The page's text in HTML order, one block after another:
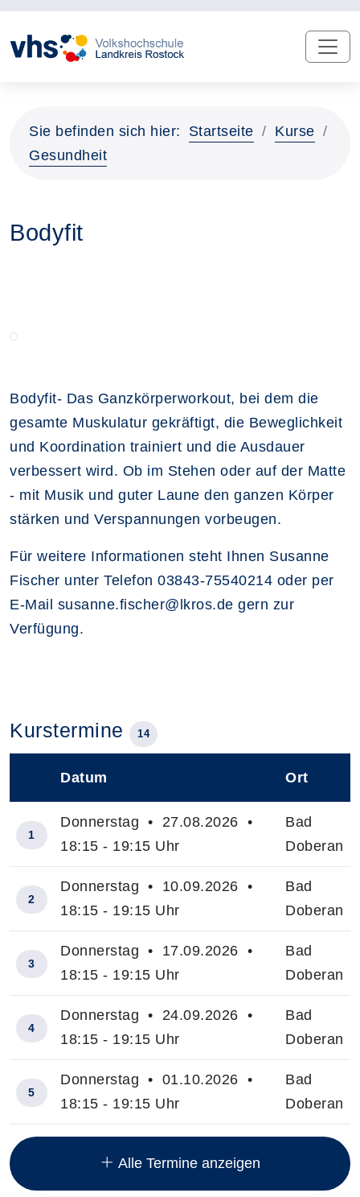
Sie befinden sich hier: Startseite
Kurse
Gesundheit
Bodyfit
Bodyfit- Das Ganzkörperworkout, bei dem die
gesamte Muskulatur gekräftigt, die Beweglichkeit
und Koordination trainiert und die Ausdauer
verbessert wird. Ob im Stehen oder auf der Matte
- mit Musik und guter Laune den ganzen Körper
stärken und Verspannungen vorbeugen.
Für weitere Informationen steht Ihnen Susanne
Fischer unter Telefon 03843-75540214 oder per
E-Mail susanne.fischer@lkros.de gern zur
Verfügung.
Kurstermine 14
Insgesamt gibt es 14 Termine zum diesen Kurs
Datum Ort
1
Donnerstag • 27.08.2026 •
18:15 - 19:15 Uhr
Bad
Doberan
2
Donnerstag • 10.09.2026 •
18:15 - 19:15 Uhr
Bad
Doberan
3
Donnerstag • 17.09.2026 •
18:15 - 19:15 Uhr
Bad
Doberan
4
Donnerstag • 24.09.2026 •
18:15 - 19:15 Uhr
Bad
Doberan
5
Donnerstag • 01.10.2026 •
18:15 - 19:15 Uhr
Bad
Doberan
Alle Termine anzeigen